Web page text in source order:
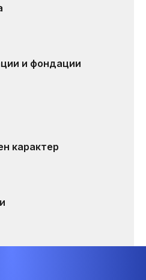
и фондации
карактер